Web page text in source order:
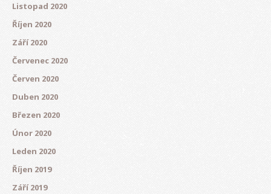
Listopad 2020
Říjen 2020
Září 2020
Červenec 2020
Červen 2020
Duben 2020
Březen 2020
Únor 2020
Leden 2020
Říjen 2019
Září 2019